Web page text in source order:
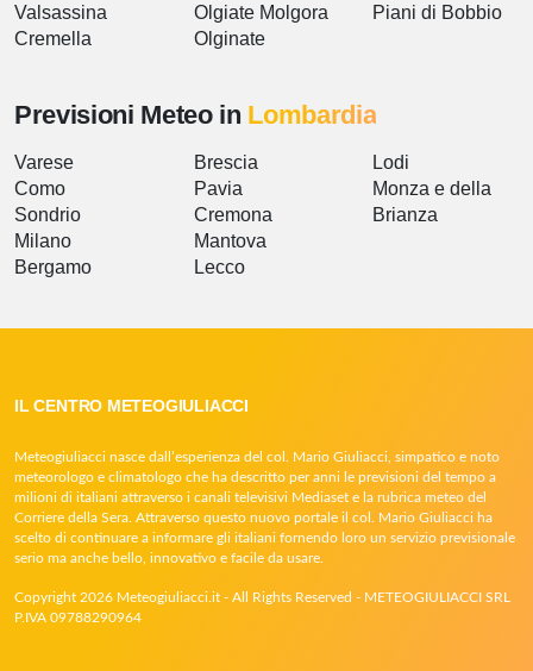
Valsassina
Cremella
Olgiate Molgora
Olginate
Piani di Bobbio
Previsioni Meteo in Lombardia
Varese
Como
Sondrio
Milano
Bergamo
Brescia
Pavia
Cremona
Mantova
Lecco
Lodi
Monza e della
Brianza
IL CENTRO METEOGIULIACCI
Meteogiuliacci nasce dall’esperienza del col. Mario Giuliacci, simpatico e noto
meteorologo e climatologo che ha descritto per anni le previsioni del tempo a
milioni di italiani attraverso i canali televisivi Mediaset e la rubrica meteo del
Corriere della Sera. Attraverso questo nuovo portale il col. Mario Giuliacci ha
scelto di continuare a informare gli italiani fornendo loro un servizio previsionale
serio ma anche bello, innovativo e facile da usare.
Copyright 2026 Meteogiuliacci.it - All Rights Reserved - METEOGIULIACCI SRL
P.IVA 09788290964